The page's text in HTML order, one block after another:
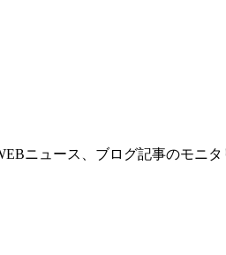
ニュース、ブログ記事のモニタ